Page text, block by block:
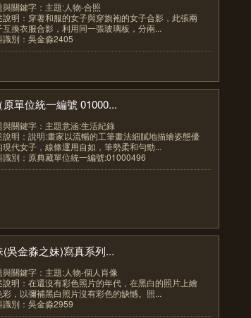
與關鍵字：主題:人物-合照
說明：穿著和服的女子與穿旗袍的女子合影，此張兩
互換衣服合影，利用同一張玻璃板，分兩...
識別：吳金淼2405
單位統一編號 01000...
與關鍵字：主題意涵:生活紀錄
說明：說明:畫家以流暢的工筆畫法細膩地描繪姿態優
現代女子，線條運用自如，筆勢柔和勻勁...
識別：原典藏單位統一編號:01000496
(吳金淼之妹)寫真系列...
與關鍵字：主題:人物-個人肖像
說明：在還沒有彩色照片的年代，在黑白的照片上繪
彩，以彌補黑白照片沒有彩色的缺憾。照...
識別：吳金淼2959